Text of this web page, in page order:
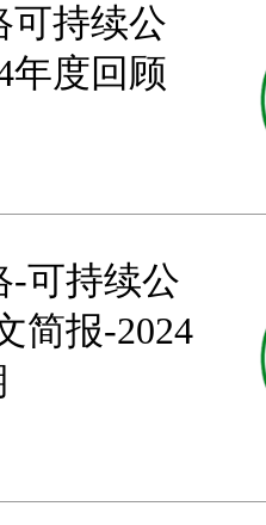
可持续公
年度回顾
-可持续公
简报-2024